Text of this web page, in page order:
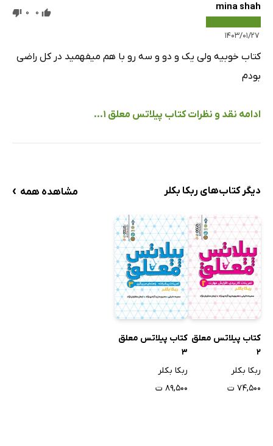
mina shah
۱۴۰۳/۰۱/۲۷
0
0
کتاب خوبیه ولی یک و دو و سه رو با هم میفهمید در کل راضی
بودم
ادامه نقد و نظرات کتاب پیلاتس معلق 1...
دیگر کتاب‌های ربکا بکلر مشاهده همه ›
کتاب پیلاتس معلق
2
ربکا بکلر
۷۴,۵۰۰ ت
کتاب پیلاتس معلق
3
ربکا بکلر
۸۹,۵۰۰ ت